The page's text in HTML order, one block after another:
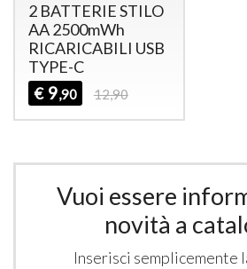
2 BATTERIE STILO
AA 2500mWh
RICARICABILI USB
TYPE-C
€ 9,90 12,90
Vuoi essere
novità a
Inserisci semplicemente